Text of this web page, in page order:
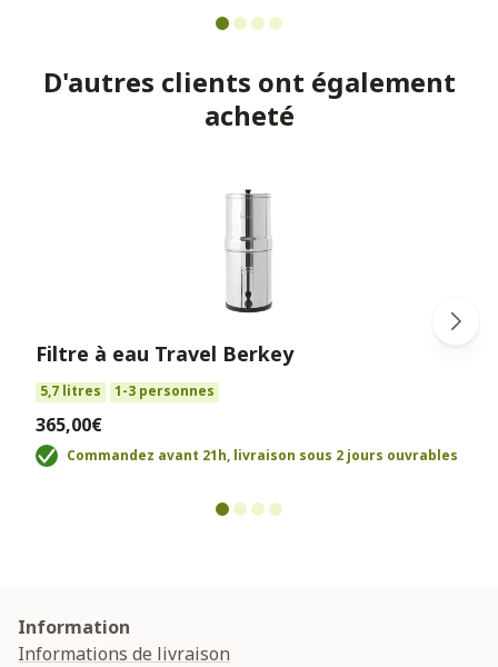
D'autres clients ont également
acheté
Filtre à eau Travel Berkey
5,7 litres 1-3 personnes
365,00€
Commandez avant 21h, livraison sous 2 jours ouvrables
Information
Informations de livraison